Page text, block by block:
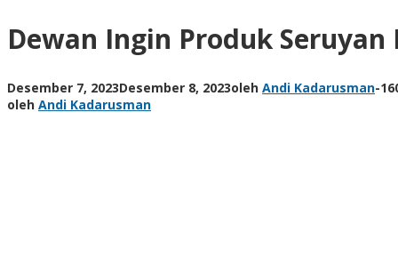
Dewan Ingin Produk
Desember 7, 2023Desember 8, 2023oleh Andi Kadarusman-
oleh Andi Kadarusman